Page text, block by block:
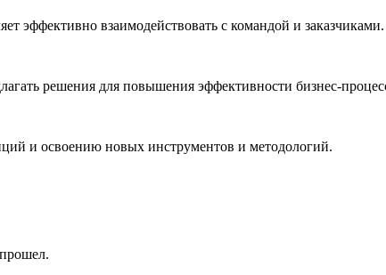
эффективно взаимодействовать с командой и заказчиками.
решения для повышения эффективности бизнес-
и освоению новых инструментов и методологий.